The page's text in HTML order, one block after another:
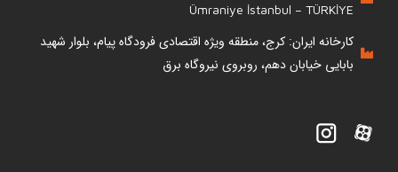
Ümraniye İstanbul – TÜRKİYE
کارخانه ایران: کرج، منطقه ویژه اقتصادی فرودگاه پیام، بلوار شهید
بابایی خیابان دهم، روبروی نیروگاه برق